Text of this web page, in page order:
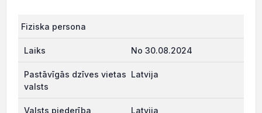
Fiziska persona
No 30.08.2024
Latvija
Latvija